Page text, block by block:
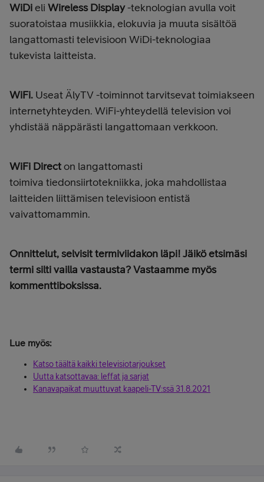
WiDieli Wireless Display-teknologian avulla voit
suoratoistaa musiikkia, elokuvia ja muuta sisältöä
langattomasti televisioon WiDi-teknologiaa
tukevista laitteista.
WiFi. Useat ÄlyTV-toiminnot tarvitsevat toimiakseen
internetyhteyden. WiFi-yhteydellä television voi
yhdistää näppärästi langattomaan verkkoon.
WiFi Directon langattomasti
toimiva tiedonsiirtotekniikka, joka mahdollistaa
laitteiden liittämisen televisioon entistä
vaivattomammin.
Onnittelut, selvisit termiviidakon läpi!Jäikö etsimäsi
termi silti vailla vastausta? Vastaamme myös
kommenttiboksissa.
Lue myös:
Katso täältä kaikki televisiotarjoukset
Uutta katsottavaa: leffat ja sarjat
Kanavapaikat muuttuvat kaapeli-TV:ssä 31.8.2021